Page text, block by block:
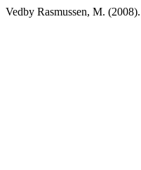
Vedby Rasmussen, M.